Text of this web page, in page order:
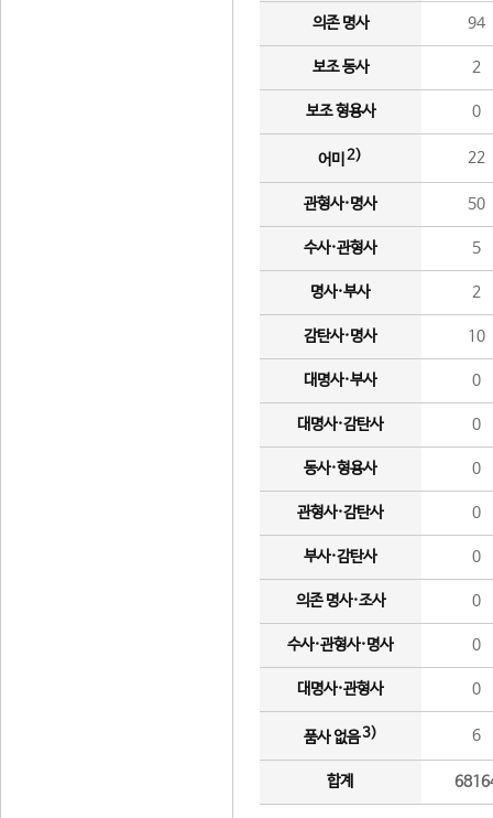
의존 명사 94
보조 동사 2
보조 형용사 0
어미 2) 22
관형사·명사 50
수사·관형사 5
명사·부사 2
감탄사·명사 10
대명사·부사 0
대명사·감탄사 0
동사·형용사 0
관형사·감탄사 0
부사·감탄사 0
의존 명사·조사 0
수사·관형사·명사 0
대명사·관형사 0
품사 없음3) 6
합계